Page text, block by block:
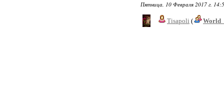
Пятница, 10 Февраля 2017 г.
Tisapoli (